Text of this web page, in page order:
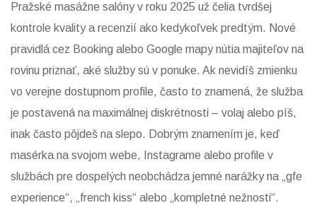
Pražské masážne salóny v roku 2025 už čelia tvrdšej
kontrole kvality a recenzií ako kedykoľvek predtým. Nové
pravidlá cez Booking alebo Google mapy nútia majiteľov na
rovinu priznať, aké služby sú v ponuke. Ak nevidíš zmienku
vo verejne dostupnom profile, často to znamená, že služba
je postavená na maximálnej diskrétnosti – volaj alebo píš,
inak často pôjdeš na slepo. Dobrým znamením je, keď
masérka na svojom webe, Instagrame alebo profile v
službách pre dospelých neobchádza jemné narážky na „gfe
experience“, „french kiss“ alebo „kompletné nežnosti“.